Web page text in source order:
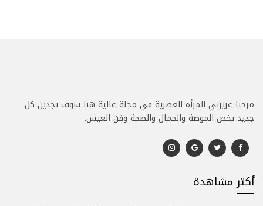
مرحبا عزيزتي المرأة العصرية في مجلة عالية هنا سوف تجدين كل
جديد يخص الموضة والجمال والصحة وفن العيش.
أكتر مشاهدة